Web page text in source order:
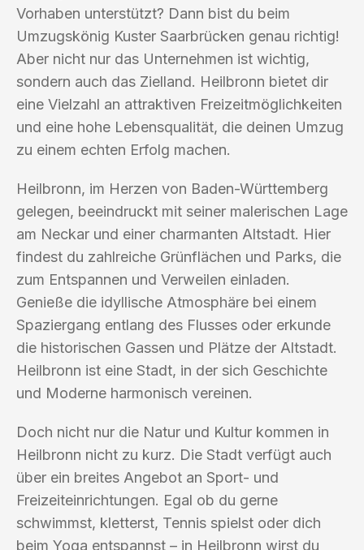
Vorhaben unterstützt? Dann bist du beim
Umzugskönig Kuster Saarbrücken genau richtig!
Aber nicht nur das Unternehmen ist wichtig,
sondern auch das Zielland. Heilbronn bietet dir
eine Vielzahl an attraktiven Freizeitmöglichkeiten
und eine hohe Lebensqualität, die deinen Umzug
zu einem echten Erfolg machen.
Heilbronn, im Herzen von Baden-Württemberg
gelegen, beeindruckt mit seiner malerischen Lage
am Neckar und einer charmanten Altstadt. Hier
findest du zahlreiche Grünflächen und Parks, die
zum Entspannen und Verweilen einladen.
Genieße die idyllische Atmosphäre bei einem
Spaziergang entlang des Flusses oder erkunde
die historischen Gassen und Plätze der Altstadt.
Heilbronn ist eine Stadt, in der sich Geschichte
und Moderne harmonisch vereinen.
Doch nicht nur die Natur und Kultur kommen in
Heilbronn nicht zu kurz. Die Stadt verfügt auch
über ein breites Angebot an Sport- und
Freizeiteinrichtungen. Egal ob du gerne
schwimmst, kletterst, Tennis spielst oder dich
beim Yoga entspannst – in Heilbronn wirst du